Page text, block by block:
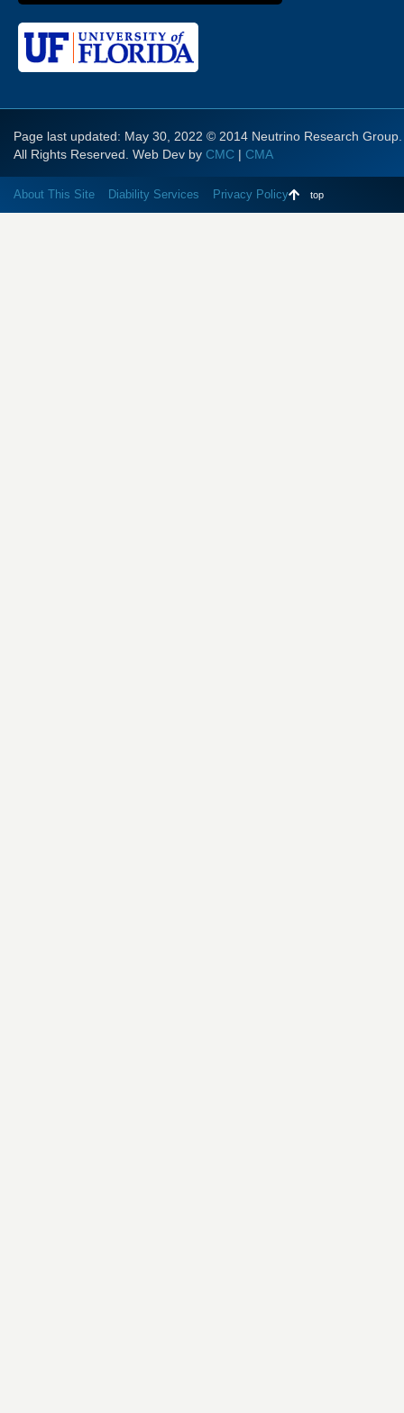
Page last updated: May 30, 2022 © 2014 Neutrino Research Group.
All Rights Reserved. Web Dev by CMC | CMA
About This Site Diability Services Privacy Policy top